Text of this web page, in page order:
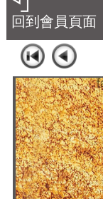
回到會員頁面